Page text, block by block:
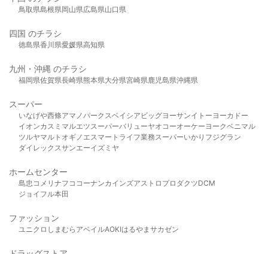
鳥取県島根県岡山県広島県山口県
四国 のチラシ
徳島県香川県愛媛県高知県
九州・沖縄 のチラシ
福岡県佐賀県長崎県熊本県大分県宮崎県鹿児島県沖縄県
スーパー
いなげや西條アマノパークスベイシア ビッグヨーサンイトーヨーカドー
イオンカスミ マルエツスーパーバリューヤオコーオーケー ヨークベニマル
ツルヤマルト オギノ エスマート ライフ業務スーパーいかり フジグラン
ダイレックスサンエーイズミヤ
ホームセンター
島忠 コメリ ナフコ コーナンカインズアストロプロダクツDCM
ジョイフル本田
ファッション
ユニクロ しまむら アベイルAOKIはるやま サカゼン